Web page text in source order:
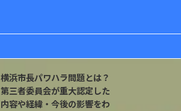
横浜市長パワハラ問題とは？
第三者委員会が重大認定した
内容や経緯・今後の影響をわ